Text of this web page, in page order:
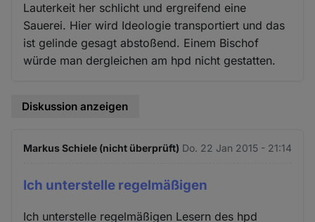
Lauterkeit her schlicht und ergreifend eine
Sauerei. Hier wird Ideologie transportiert und das
ist gelinde gesagt abstoßend. Einem Bischof
würde man dergleichen am hpd nicht gestatten.
Diskussion anzeigen
Markus Schiele (nicht überprüft) Do. 22 Jan 2015 - 21:14
Ich unterstelle regelmäßigen
Ich unterstelle regelmäßigen Lesern des hpd